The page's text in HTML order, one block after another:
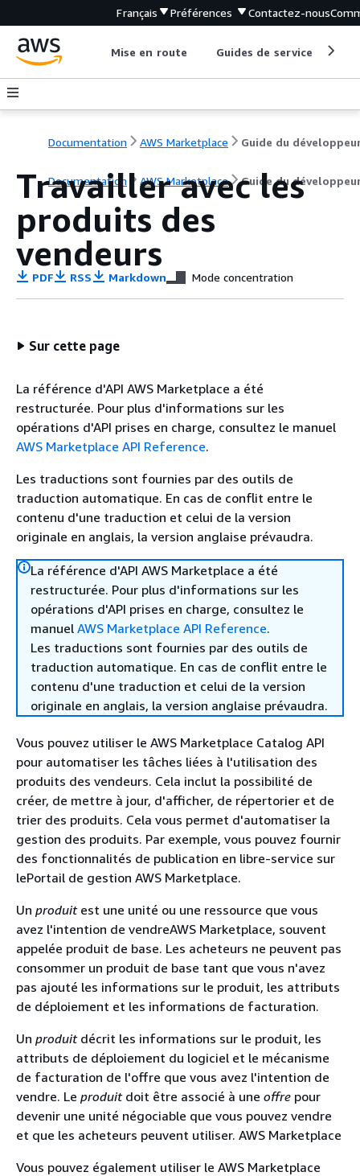
Français Préférences Contactez-nous
Mise en route Guides de service
Documentation AWS Marketplace Guide du
Documentation AWS Marketplace Guide du
Travailler avec les
produits des
vendeurs
PDF RSS Markdown Mode concentration
Sur cette page
La référence d'API AWS Marketplace a été
restructurée. Pour plus d'informations sur les
opérations d'API prises en charge, consultez le manuel
AWS Marketplace API Reference.
Les traductions sont fournies par des outils de
traduction automatique. En cas de conflit entre le
contenu d'une traduction et celui de la version
originale en anglais, la version anglaise prévaudra.
La référence d'API AWS Marketplace a été
restructurée. Pour plus d'informations sur les
opérations d'API prises en charge, consultez le
manuel AWS Marketplace API Reference.
Les traductions sont fournies par des outils de
traduction automatique. En cas de conflit entre le
contenu d'une traduction et celui de la version
originale en anglais, la version anglaise prévaudra.
Vous pouvez utiliser le AWS Marketplace Catalog API
pour automatiser les tâches liées à l'utilisation des
produits des vendeurs. Cela inclut la possibilité de
créer, de mettre à jour, d'afficher, de répertorier et de
trier des produits. Cela vous permet d'automatiser la
gestion des produits. Par exemple, vous pouvez fournir
des fonctionnalités de publication en libre-service sur
lePortail de gestion AWS Marketplace.
Un produitest une unité ou une ressource que vous
avez l'intention de vendreAWS Marketplace, souvent
appelée produit de base. Les acheteurs ne peuvent pas
consommer un produit de base tant que vous n'avez
pas ajouté les informations sur le produit, les attributs
de déploiement et les informations de facturation.
Un produitdécrit les informations sur le produit, les
attributs de déploiement du logiciel et le mécanisme
de facturation de l'offre que vous avez l'intention de
vendre. Le produitdoit être associé à une offre pour
devenir une unité négociable que vous pouvez vendre
et que les acheteurs peuvent utiliser. AWS Marketplace
Vous pouvez également utiliser le AWS Marketplace